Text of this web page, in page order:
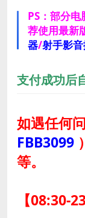
PS：部分
荐使用最新
器/射手影
支付成功后
如遇任何
FBB3099 ）
等。
【08:30-